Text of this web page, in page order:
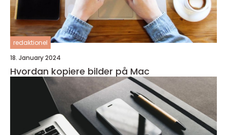
redaktionel
18. January 2024
Hvordan kopiere bilder på Mac